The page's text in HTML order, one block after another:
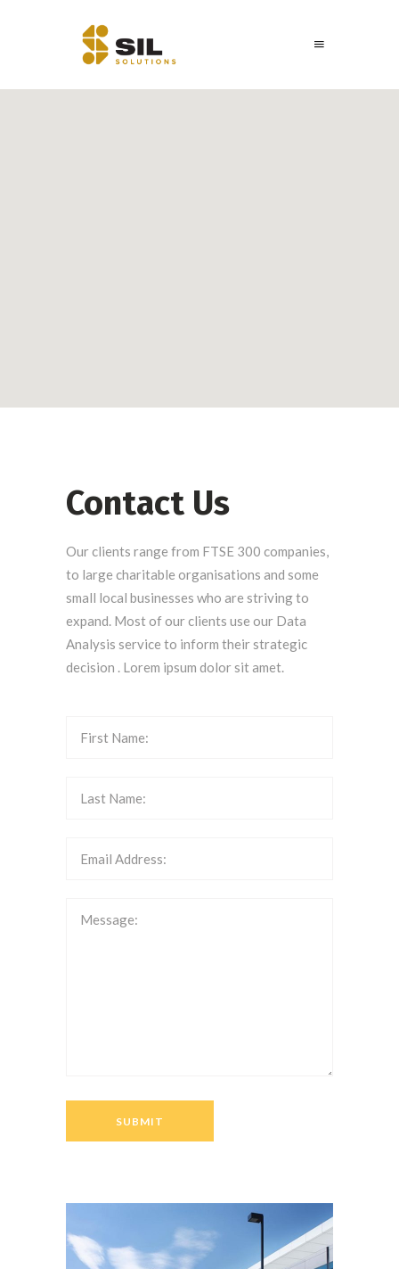
Contact Us
Our clients range from FTSE 300 companies,
to large charitable organisations and some
small local businesses who are striving to
expand. Most of our clients use our Data
Analysis service to inform their strategic
decision . Lorem ipsum dolor sit amet.